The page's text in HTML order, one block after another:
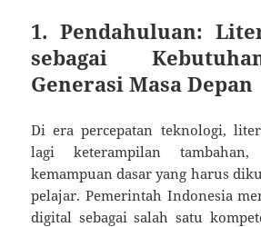
1. Pendahuluan:
sebagai
Generasi Masa Depan
Di era percepatan teknologi,
lagi keterampilan
kemampuan dasar yang harus
pelajar. Pemerintah Indonesia
digital sebagai salah satu